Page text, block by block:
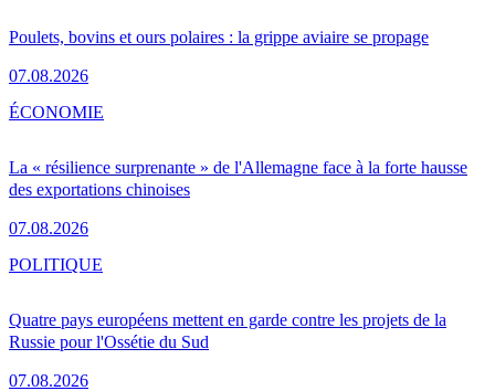
Poulets, bovins et ours polaires : la grippe aviaire se propage
07.08.2026
La « résilience surprenante » de l'Allemagne face à la forte hausse
des exportations chinoises
07.08.2026
ÉCONOMIE
Quatre pays européens mettent en garde contre les projets de la
Russie pour l'Ossétie du Sud
07.08.2026
POLITIQUE